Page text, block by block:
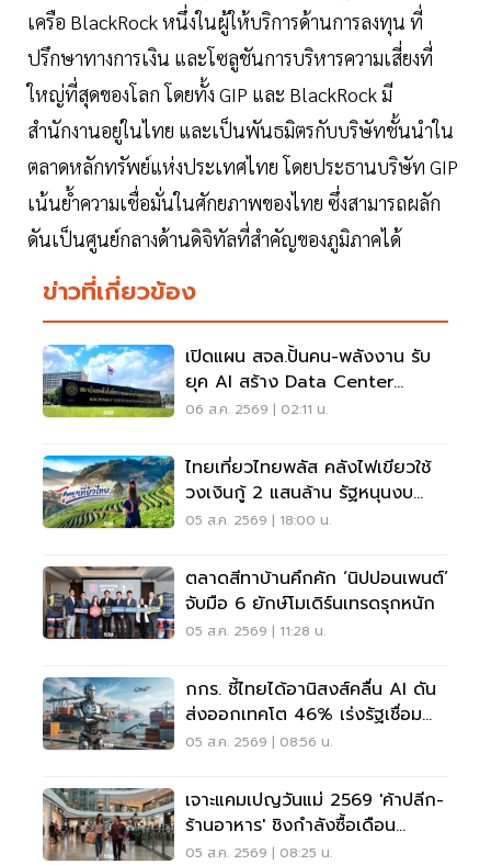
เครือ BlackRock หนึ่งในผู้ให้บริการด้านการลงทุน ที่
ปรึกษาทางการเงิน และโซลูชันการบริหารความเสี่ยงที่
ใหญ่ที่สุดของโลก โดยทั้ง GIP และ BlackRock มี
สำนักงานอยู่ในไทย และเป็นพันธมิตรกับบริษัทชั้นนำใน
ตลาดหลักทรัพย์แห่งประเทศไทย โดยประธานบริษัท GIP
เน้นย้ำความเชื่อมั่นในศักยภาพของไทย ซึ่งสามารถผลัก
ดันเป็นศูนย์กลางด้านดิจิทัลที่สำคัญของภูมิภาคได้
ข่าวที่เกี่ยวข้อง
เปิดแผน สจล.ปั้นคน-พลังงาน รับ
ยุค AI สร้าง Data Center
Sandbox
06 ส.ค. 2569 | 02:11 น.
ไทยเที่ยวไทยพลัส คลังไฟเขียวใช้
วงเงินกู้ 2 แสนล้าน รัฐหนุนงบ
1,750-2,000 ล้านบาท
05 ส.ค. 2569 | 18:00 น.
ตลาดสีทาบ้านคึกคัก ‘นิปปอนเพนต์’
จับมือ 6 ยักษ์โมเดิร์นเทรดรุกหนัก
05 ส.ค. 2569 | 11:28 น.
กกร. ชี้ไทยได้อานิสงส์คลื่น AI ดัน
ส่งออกเทคโต 46% เร่งรัฐเชื่อม
ข้อมูล
05 ส.ค. 2569 | 08:56 น.
เจาะแคมเปญวันแม่ 2569 'ค้าปลีก-
ร้านอาหาร' ชิงกำลังซื้อเดือน
สิงหาคม
05 ส.ค. 2569 | 08:25 น.